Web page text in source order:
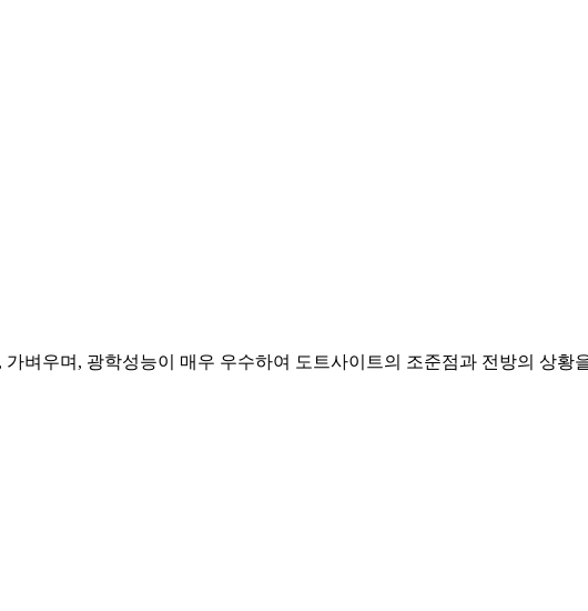
벼우며, 광학성능이 매우 우수하여 도트사이트의 조준점과 전방의 상